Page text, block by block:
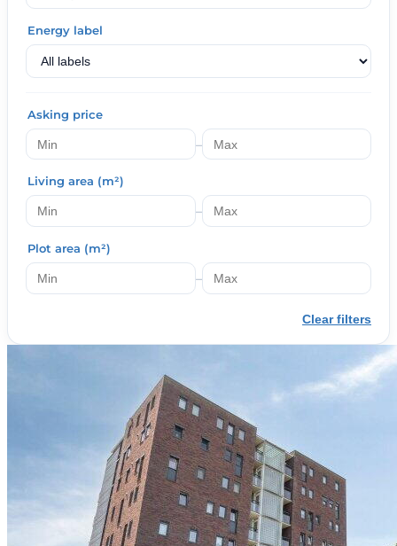
Energy label
Asking price
–
Living area (m²)
–
Plot area (m²)
–
Clear filters